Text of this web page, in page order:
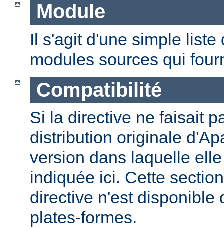
Module
Il s'agit d'une simple liste
modules sources qui
Compatibilité
Si la directive ne faisait
distribution originale
version dans laquelle
indiquée ici. Cette
directive n'est disponible
plates-formes.